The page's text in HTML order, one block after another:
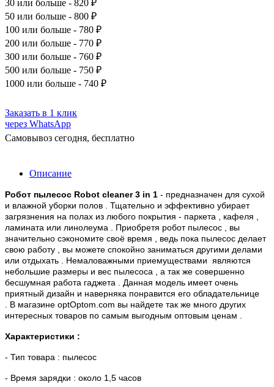
30 или больше - 820 ₽
50 или больше - 800 ₽
100 или больше - 780 ₽
200 или больше - 770 ₽
300 или больше - 760 ₽
500 или больше - 750 ₽
1000 или больше - 740 ₽
Заказать в 1 клик
через WhatsApp
Самовывоз сегодня, бесплатно
Описание
Робот пылесос Robot cleaner 3 in 1 - предназначен для сухой
и влажной уборки полов . Тщательно и эффективно убирает
загрязнения на полах из любого покрытия - паркета , кафеля ,
ламината или линолеума . Приобретя робот пылесос , вы
значительно сэкономите своё время , ведь пока пылесос делает
свою работу , вы можете спокойно заниматься другими делами
или отдыхать . Немаловажными приемуществами являются
небольшие размеры и вес пылесоса , а так же совершенно
бесшумная работа гаджета . Данная модель имеет очень
приятный дизайн и наверняка понравится его обладательнице
. В магазине optOptom.com вы найдете так же много других
интересных товаров по самым выгодным оптовым ценам .
Характеристики :
- Тип товара : пылесос
- Время зарядки : около 1,5 часов